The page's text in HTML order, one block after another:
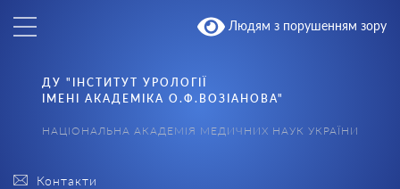
Людям з порушенням зору
Контакти
ДУ "ІНСТИТУТ УРОЛОГІЇ
ІМЕНІ АКАДЕМІКА О.Ф.ВОЗІАНОВА"
НАЦІОНАЛЬНА АКАДЕМІЯ МЕДИЧНИХ НАУК УКРАЇНИ